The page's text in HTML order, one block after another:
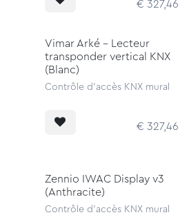
€327,46
Vimar Arké - Lecteur
transponder vertical KNX
(Blanc)
Contrôle d'accès KNX mural
€327,46
Zennio IWAC Display v3
(Anthracite)
Contrôle d'accès KNX mural